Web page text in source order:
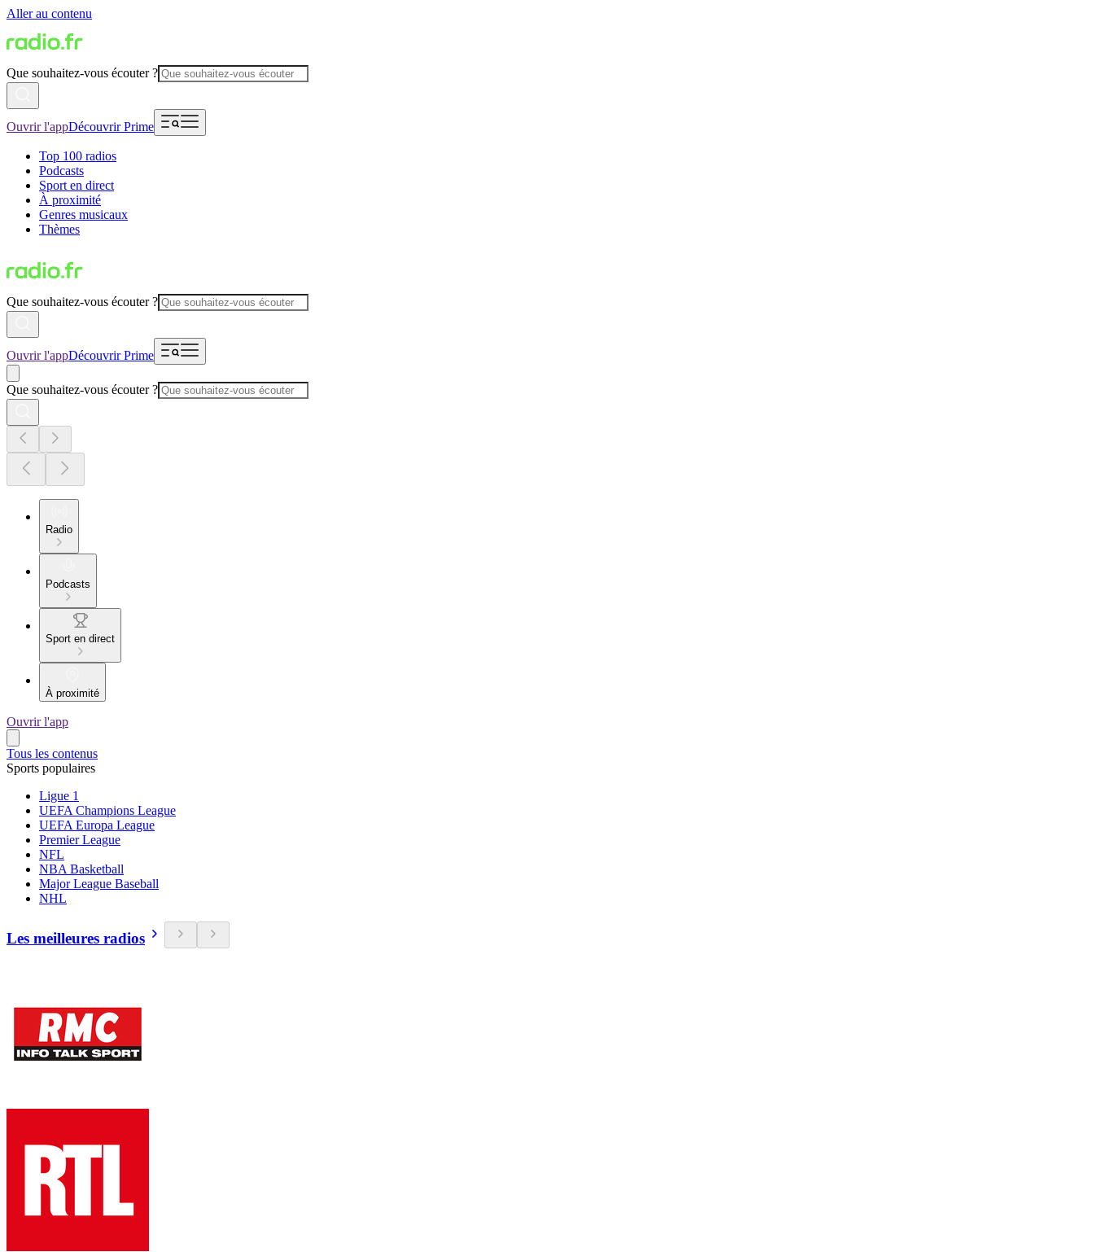
Aller au contenu
Que souhaitez-vous écouter ?
Ouvrir l'appDécouvrir Prime
Top 100 radios
Podcasts
Sport en direct
À proximité
Genres musicaux
Thèmes
Que souhaitez-vous écouter ?
Ouvrir l'appDécouvrir Prime
Que souhaitez-vous écouter ?
Radio
Podcasts
Sport en direct
À proximité
Ouvrir l'app
Tous les contenus
Sports populaires
Ligue 1
UEFA Champions League
UEFA Europa League
Premier League
NFL
NBA Basketball
Major League Baseball
NHL
Les meilleures radios